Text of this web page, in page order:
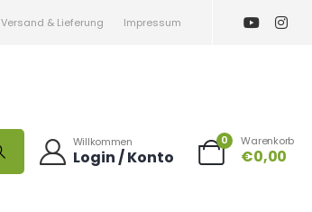
Versand & Lieferung Impressum
Willkommen
Login / Konto
0 Warenkorb
€0,00